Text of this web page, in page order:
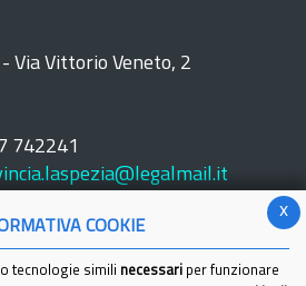
Via Vittorio Veneto, 2
742241
x
COOKIE
o tecnologie simili necessari per funzionare